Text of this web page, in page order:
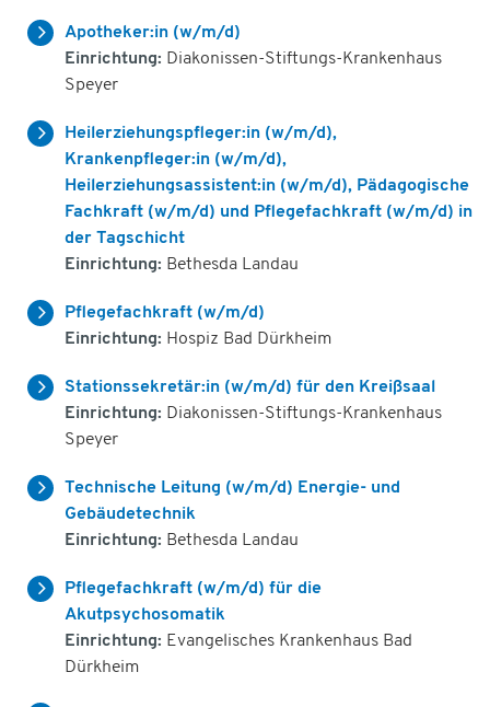
Apotheker:in (w/m/d)
Einrichtung: Diakonissen-Stiftungs-Krankenhaus
Speyer
Heilerziehungspfleger:in (w/m/d),
Krankenpfleger:in (w/m/d),
Heilerziehungsassistent:in (w/m/d), Pädagogische
Fachkraft (w/m/d) und Pflegefachkraft (w/m/d) in
der Tagschicht
Einrichtung: Bethesda Landau
Pflegefachkraft (w/m/d)
Einrichtung: Hospiz Bad Dürkheim
Stationssekretär:in (w/m/d) für den Kreißsaal
Einrichtung: Diakonissen-Stiftungs-Krankenhaus
Speyer
Technische Leitung (w/m/d) Energie- und
Gebäudetechnik
Einrichtung: Bethesda Landau
Pflegefachkraft (w/m/d) für die
Akutpsychosomatik
Einrichtung: Evangelisches Krankenhaus Bad
Dürkheim